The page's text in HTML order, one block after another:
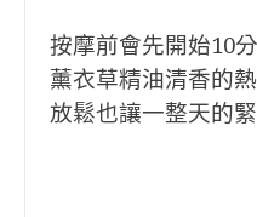
按摩前會先開始10
薰衣草精油清香的
放鬆也讓一整天的